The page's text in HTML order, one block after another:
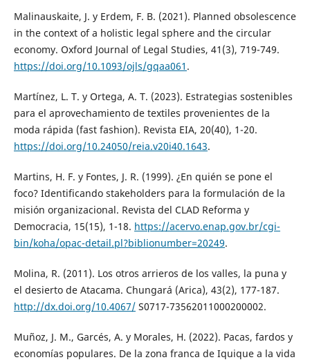
Malinauskaite, J. y Erdem, F. B. (2021). Planned obsolescence
in the context of a holistic legal sphere and the circular
economy. Oxford Journal of Legal Studies, 41(3), 719-749.
https://doi.org/10.1093/ojls/gqaa061 .
Martínez, L. T. y Ortega, A. T. (2023). Estrategias sostenibles
para el aprovechamiento de textiles provenientes de la
moda rápida (fast fashion). Revista EIA, 20(40), 1-20.
https://doi.org/10.24050/reia.v20i40.1643.
Martins, H. F. y Fontes, J. R. (1999). ¿En quién se pone el
foco? Identificando stakeholders para la formulación de la
misión organizacional. Revista del CLAD Reforma y
Democracia, 15(15), 1-18. https://acervo.enap.gov.br/cgi-
bin/koha/opac-detail.pl?biblionumber=20249.
Molina, R. (2011). Los otros arrieros de los valles, la puna y
el desierto de Atacama. Chungará (Arica), 43(2), 177-187.
http://dx.doi.org/10.4067/S0717-73562011000200002.
Muñoz, J. M., Garcés, A. y Morales, H. (2022). Pacas, fardos y
economías populares. De la zona franca de Iquique a la vida